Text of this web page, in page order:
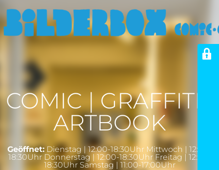
COMIC | GRAFFITI |
ARTBOOK
Geöffnet: Dienstag | 12:00-18:30Uhr Mittwoch | 12:00-
18:30Uhr Donnerstag | 12:00-18:30Uhr Freitag | 12:00-
18:30Uhr Samstag | 11:00-17:00Uhr